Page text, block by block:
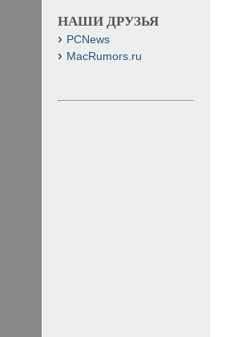
НАШИ ДРУЗЬЯ
PCNews
MacRumors.ru